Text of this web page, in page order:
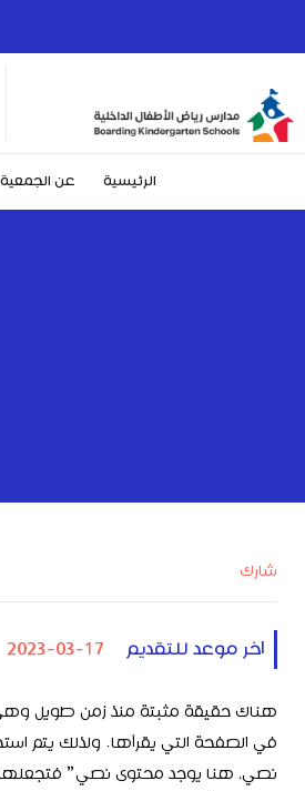
الرئيسية عن الجمعية
شارك
آخر موعد للتقديم 2023-03-17
هناك حقيقة مثبتة منذ زمن طويل وهي
في الصفحة التي يقرأها. ولذلك يتم
نصي، هنا يوجد محتوى نصي” فتجعلها